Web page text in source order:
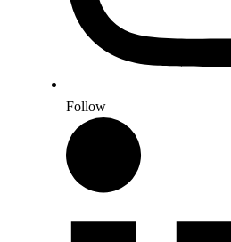
Follow